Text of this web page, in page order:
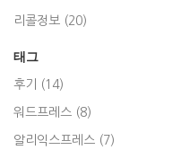
리콜정보 (20)
태그
후기 (14)
워드프레스 (8)
알리익스프레스 (7)